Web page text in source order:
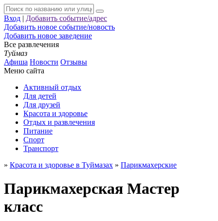
Вход | Добавить событие/адрес
Добавить новое событие/новость
Добавить новое заведение
Все развлечения
Туймаз
Афиша Новости Отзывы
Меню сайта
Активный отдых
Для детей
Для друзей
Красота и здоровье
Отдых и развлечения
Питание
Спорт
Транспорт
» Красота и здоровье в Туймазах » Парикмахерские
Парикмахерская Мастер
класс